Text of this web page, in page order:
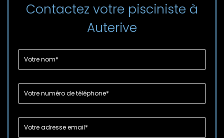
Contactez votre pisciniste à
Auterive